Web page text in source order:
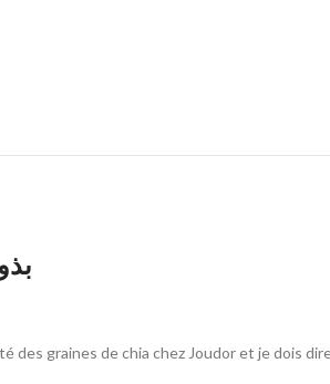
des graines de chia chez Joudor et je dois